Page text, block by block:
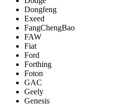
Dongfeng
Exeed
FangChengBao
FAW
Fiat
Ford
Forthing
Foton
GAC
Geely
Genesis